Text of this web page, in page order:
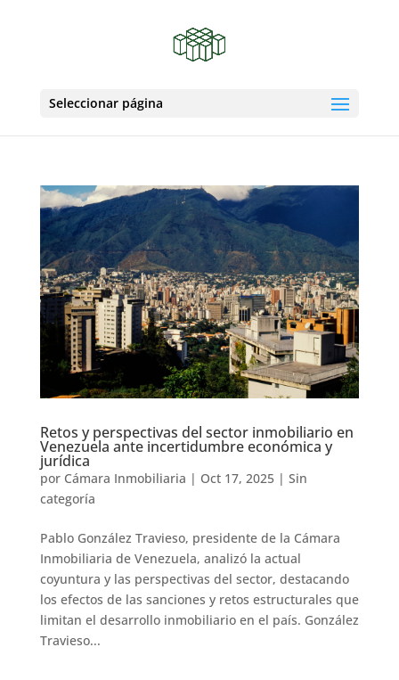
Seleccionar página
Retos y perspectivas del sector inmobiliario en
Venezuela ante incertidumbre económica y
jurídica
por Cámara Inmobiliaria | Oct 17, 2025| Sin
categoría
Pablo González Travieso, presidente de la Cámara
Inmobiliaria de Venezuela, analizó la actual
coyuntura y las perspectivas del sector, destacando
los efectos de las sanciones y retos estructurales que
limitan el desarrollo inmobiliario en el país. González
Travieso...